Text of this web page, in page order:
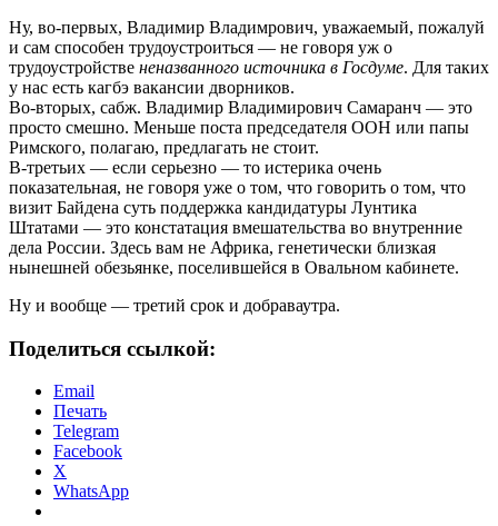
Ну, во-первых, Владимир Владимрович, уважаемый, пожалуй
и сам способен трудоустроиться — не говоря уж о
трудоустройстве неназванного источника в Госдуме. Для таких
у нас есть кагбэ вакансии дворников.
Во-вторых, сабж. Владимир Владимирович Самаранч — это
просто смешно. Меньше поста председателя ООН или папы
Римского, полагаю, предлагать не стоит.
В-третьих — если серьезно — то истерика очень
показательная, не говоря уже о том, что говорить о том, что
визит Байдена суть поддержка кандидатуры Лунтика
Штатами — это констатация вмешательства во внутренние
дела России. Здесь вам не Африка, генетически близкая
нынешней обезьянке, поселившейся в Овальном кабинете.
Ну и вообще — третий срок и добраваутра.
Поделиться ссылкой:
Email
Печать
Telegram
Facebook
X
WhatsApp